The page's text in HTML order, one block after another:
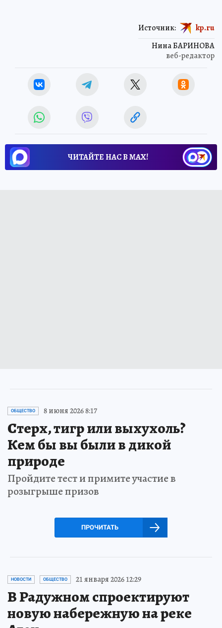
Нина БАРИНОВА
веб-редактор
Источник: kp.ru
ЧИТАЙТЕ НАС В МАХ!
ОБЩЕСТВО 8 июня 2026 8:17
Стерх, тигр или выхухоль?
Кем бы вы были в дикой
природе
Пройдите тест и примите участие в
розыгрыше призов
ПРОЧИТАТЬ
НОВОСТИ ОБЩЕСТВО 21 января 2026 12:29
В Радужном спроектируют
новую набережную на реке